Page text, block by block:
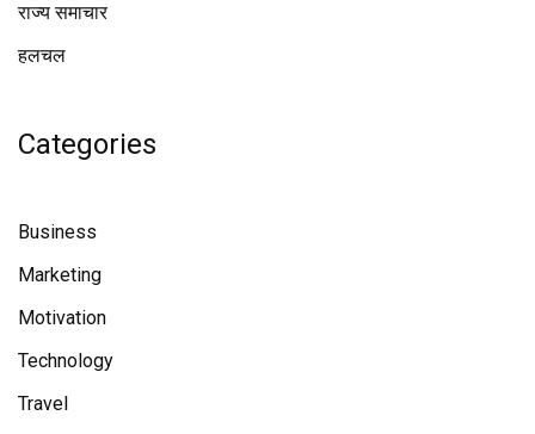
राज्य समाचार
हलचल
Categories
Business
Marketing
Motivation
Technology
Travel